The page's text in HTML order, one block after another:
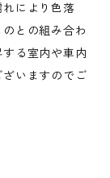
により色落
との組み合わ
る室内や車内
いますのでご